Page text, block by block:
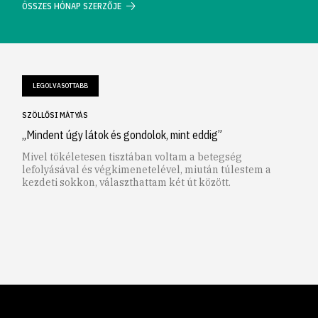
ÖSSZES HÓNAP SZERZŐJE
LEGOLVASOTTABB
SZÖLLŐSI MÁTYÁS
„Mindent úgy látok és gondolok, mint eddig”
Mivel tökéletesen tisztában voltam a betegség
lefolyásával és végkimenetelével, miután túlestem a
kezdeti sokkon, választhattam két út között.